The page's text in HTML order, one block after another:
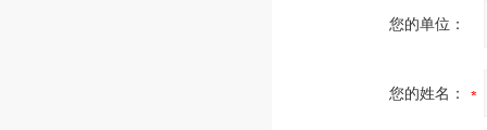
您的单位：
您的姓名：